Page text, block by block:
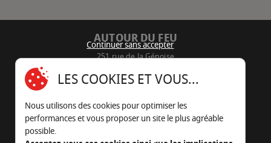
AUTOUR DU FEU
251 rue de la Génoise
05 45 22 98 09
Nous envoyer un e-mail
Continuer sans accepter
LES COOKIES ET VOUS...
Nous utilisons des cookies pour optimiser les
performances et vous proposer un site le plus agréable
possible.